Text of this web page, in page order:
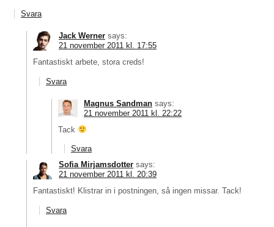
Svara
Jack Werner says:
21 november 2011 kl. 17:55
Fantastiskt arbete, stora creds!
Svara
Magnus Sandman says:
21 november 2011 kl. 22:22
Tack
Svara
Sofia Mirjamsdotter says:
21 november 2011 kl. 20:39
Fantastiskt! Klistrar in i postningen, så ingen missar. Tack!
Svara